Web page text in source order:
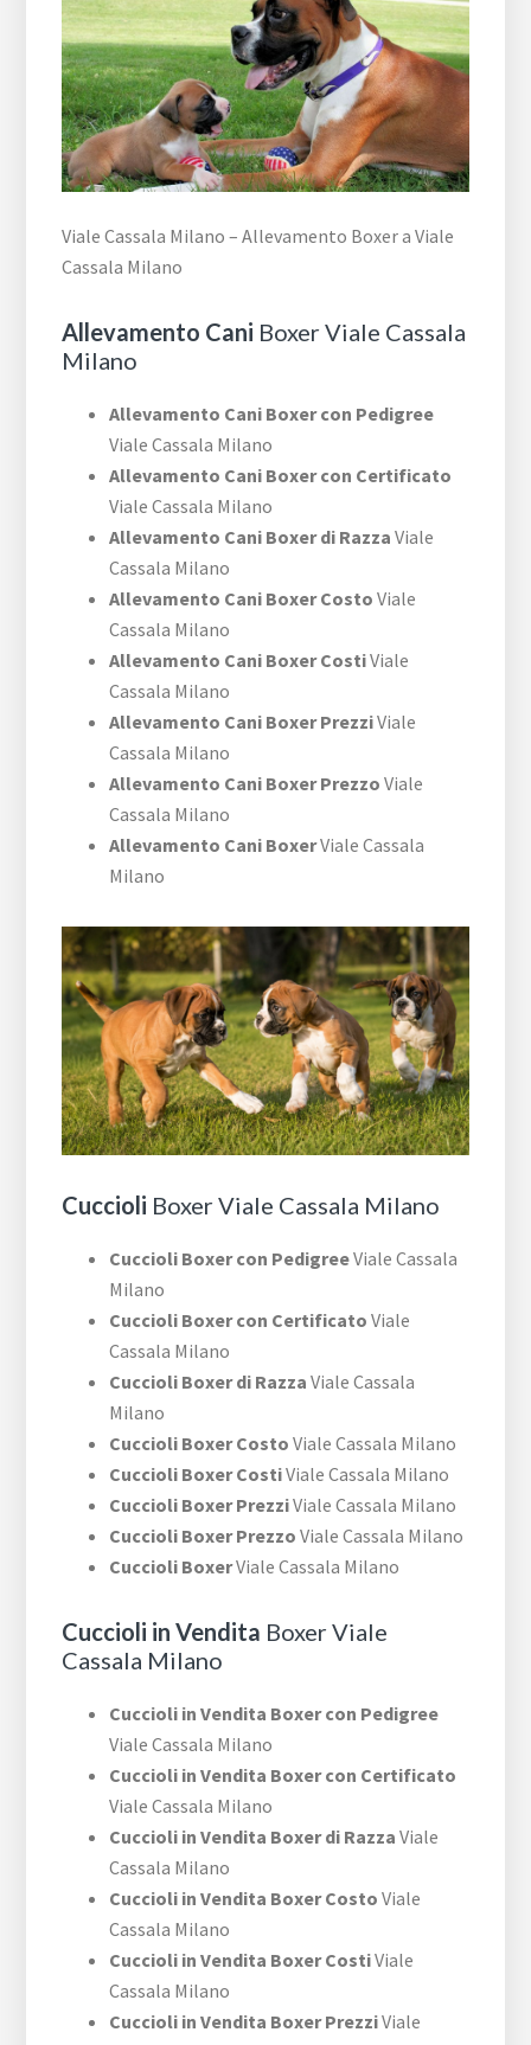
Viale Cassala Milano – Allevamento Boxer a Viale
Cassala Milano
Allevamento Cani Boxer Viale Cassala
Milano
Allevamento Cani Boxer con Pedigree
Viale Cassala Milano
Allevamento Cani Boxer con Certificato
Viale Cassala Milano
Allevamento Cani Boxer di Razza Viale
Cassala Milano
Allevamento Cani Boxer Costo Viale
Cassala Milano
Allevamento Cani Boxer CostiViale
Cassala Milano
Allevamento Cani Boxer PrezziViale
Cassala Milano
Allevamento Cani Boxer Prezzo Viale
Cassala Milano
Allevamento Cani BoxerViale Cassala
Milano
Cuccioli Boxer Viale Cassala Milano
Cuccioli Boxer con PedigreeViale Cassala
Milano
Cuccioli Boxer con Certificato Viale
Cassala Milano
Cuccioli Boxer di Razza Viale Cassala
Milano
Cuccioli Boxer Costo Viale Cassala Milano
Cuccioli Boxer CostiViale Cassala Milano
Cuccioli Boxer PrezziViale Cassala Milano
Cuccioli Boxer Prezzo Viale Cassala Milano
Cuccioli BoxerViale Cassala Milano
Cuccioli in Vendita Boxer Viale
Cassala Milano
Cuccioli in Vendita Boxer con Pedigree
Viale Cassala Milano
Cuccioli in Vendita Boxer con Certificato
Viale Cassala Milano
Cuccioli in Vendita Boxer di Razza Viale
Cassala Milano
Cuccioli in Vendita Boxer Costo Viale
Cassala Milano
Cuccioli in Vendita Boxer CostiViale
Cassala Milano
Cuccioli in Vendita Boxer PrezziViale